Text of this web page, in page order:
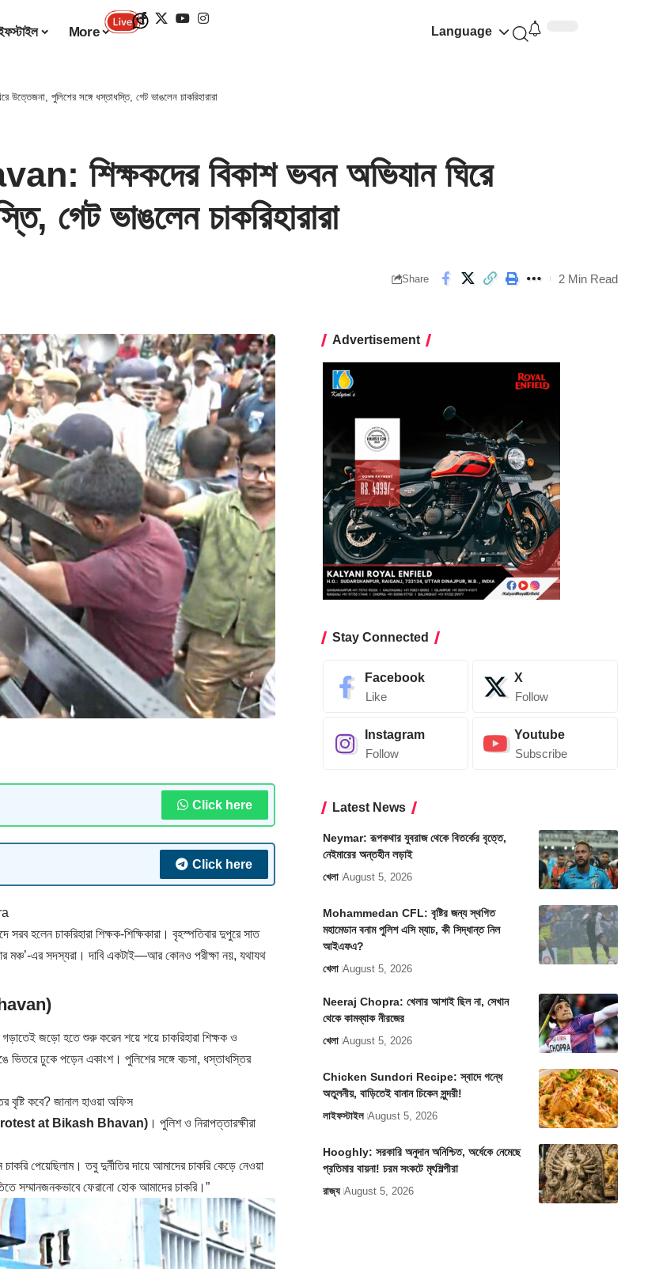
More Language
পুলিশের সঙ্গে ধস্তাধস্তি, গেট ভাঙলেন চাকরিহারারা
বিকাশ ভবন অভিযান ঘিরে
গেট ভাঙলেন চাকরিহারারা
Share 2 Min Read
Click here
Click here
হলেন চাকরিহারা শিক্ষক-শিক্ষিকারা। বৃহস্পতিবার দুপুরে সাত
মঞ্চ’-এর সদস্যরা। দাবি একটাই—আর কোনও পরীক্ষা নয়, যথাযথ
জড়ো হতে শুরু করেন শয়ে শয়ে চাকরিহারা শিক্ষক ও
ভিতরে ঢুকে পড়েন একাংশ। পুলিশের সঙ্গে বচসা, ধস্তাধস্তির
কবে? জানাল হাওয়া অফিস
at Bikash Bhavan) । পুলিশ ও নিরাপত্তারক্ষীরা
পেয়েছিলাম। তবু দুর্নীতির দায়ে আমাদের চাকরি কেড়ে নেওয়া
সম্মানজনকভাবে ফেরানো হোক আমাদের চাকরি।”
Advertisement
Stay Connected
Facebook
Like
X
Follow
Instagram
Follow
Youtube
Subscribe
Latest News
Neymar: রূপকথার যুবরাজ থেকে বিতর্কের বৃত্তে,
নেইমারের অন্তহীন লড়াই
খেলা August 5, 2026
Mohammedan CFL: বৃষ্টির জন্য স্থগিত
মহামেডান বনাম পুলিশ এসি ম্যাচ, কী সিদ্ধান্ত নিল
আইএফএ?
খেলা August 5, 2026
Neeraj Chopra: খেলার আশাই ছিল না, সেখান
থেকে কামব্যাক নীরজের
খেলা August 5, 2026
Chicken Sundori Recipe: স্বাদে গন্ধে
অতুলনীয়, বাড়িতেই বানান চিকেন সুন্দরী!
লাইফস্টাইল August 5, 2026
Hooghly: সরকারি অনুদান অনিশ্চিত, অর্ধেকে নেমেছে
প্রতিমার বায়না! চরম সংকটে মৃৎশিল্পীরা
রাজ্য August 5, 2026